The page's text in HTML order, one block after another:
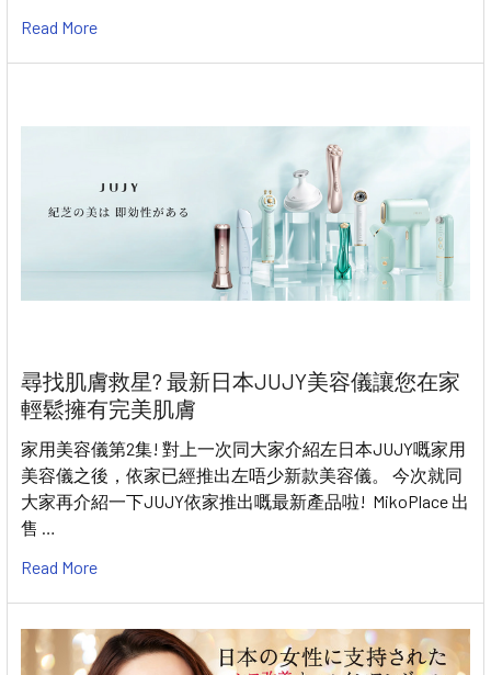
Read More
尋找肌膚救星? 最新日本JUJY美容儀讓您在家
輕鬆擁有完美肌膚
家用美容儀第2集! 對上一次同大家介紹左日本JUJY嘅家用
美容儀之後，依家已經推出左唔少新款美容儀。 今次就同
大家再介紹一下JUJY依家推出嘅最新產品啦! MikoPlace 出
售 …
Read More